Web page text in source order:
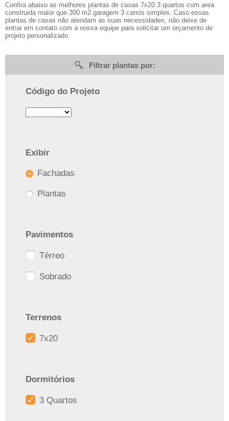
Confira abaixo as melhores plantas de casas 7x20 3 quartos com area
construida maior que 300 m2 garagem 3 carros simples. Caso essas
plantas de casas não atendam as suas necessidades, não deixe de
entrar em contato com a nossa equipe para solicitar um orçamento de
projeto personalizado.
Filtrar plantas por:
Código do Projeto
Exibir
Fachadas
Plantas
Pavimentos
Térreo
Sobrado
Terrenos
7x20
Dormitórios
3 Quartos